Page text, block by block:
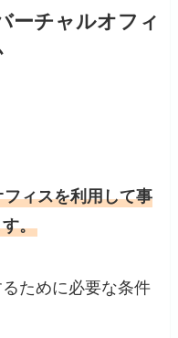
ーチャルオフィ
ィスを利用して事
。
ために必要な条件